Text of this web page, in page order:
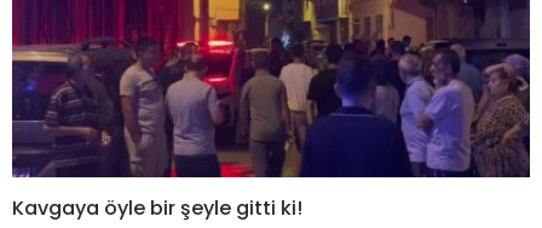
Kavgaya öyle bir şeyle gitti ki!